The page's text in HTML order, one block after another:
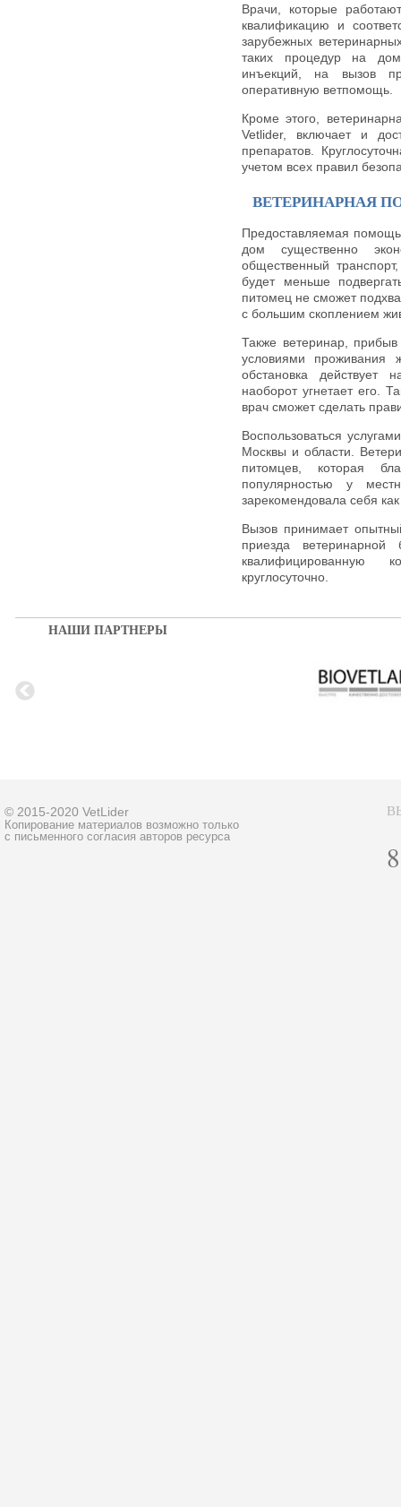
Врачи, которые
квалификацию и
зарубежных
таких процедур на
инъекций, на вызов
оперативную ветпомощь.
Кроме этого,
Vetlider, включает и
препаратов.
учетом всех правил
ВЕТЕРИНАРНАЯ
Предоставляемая
дом существенно
общественный
будет меньше
питомец не сможет
с большим скоплением
Также ветеринар,
условиями проживания
обстановка действует
наоборот угнетает его.
врач сможет сделать
Воспользоваться
Москвы и области.
питомцев, которая
популярностью у
зарекомендовала себя
Вызов принимает
приезда
квалифицированную
круглосуточно.
НАШИ ПАРТНЕРЫ
© 2015-2020 VetLider
Копирование материалов возможно только
с письменного согласия авторов ресурса